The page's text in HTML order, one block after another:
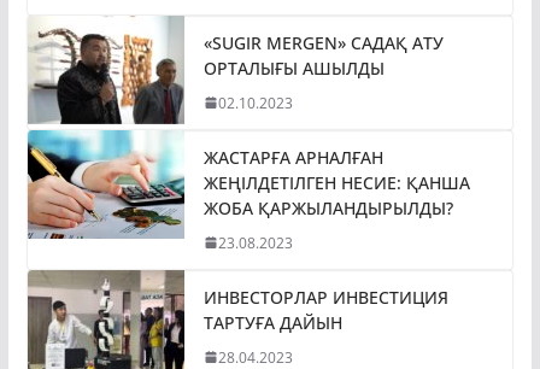
«SUGIR MERGEN» САДАҚ АТУ
ОРТАЛЫҒЫ АШЫЛДЫ
02.10.2023
ЖАСТАРҒА АРНАЛҒАН
ЖЕҢІЛДЕТІЛГЕН НЕСИЕ: ҚАНША
ЖОБА ҚАРЖЫЛАНДЫРЫЛДЫ?
23.08.2023
ИНВЕСТОРЛАР ИНВЕСТИЦИЯ
ТАРТУҒА ДАЙЫН
28.04.2023